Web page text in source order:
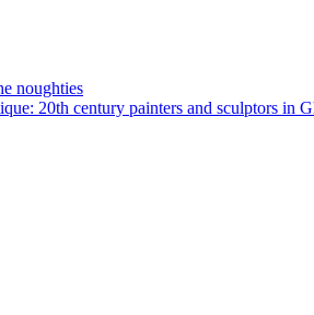
noughties
20th century painters and sculptors in